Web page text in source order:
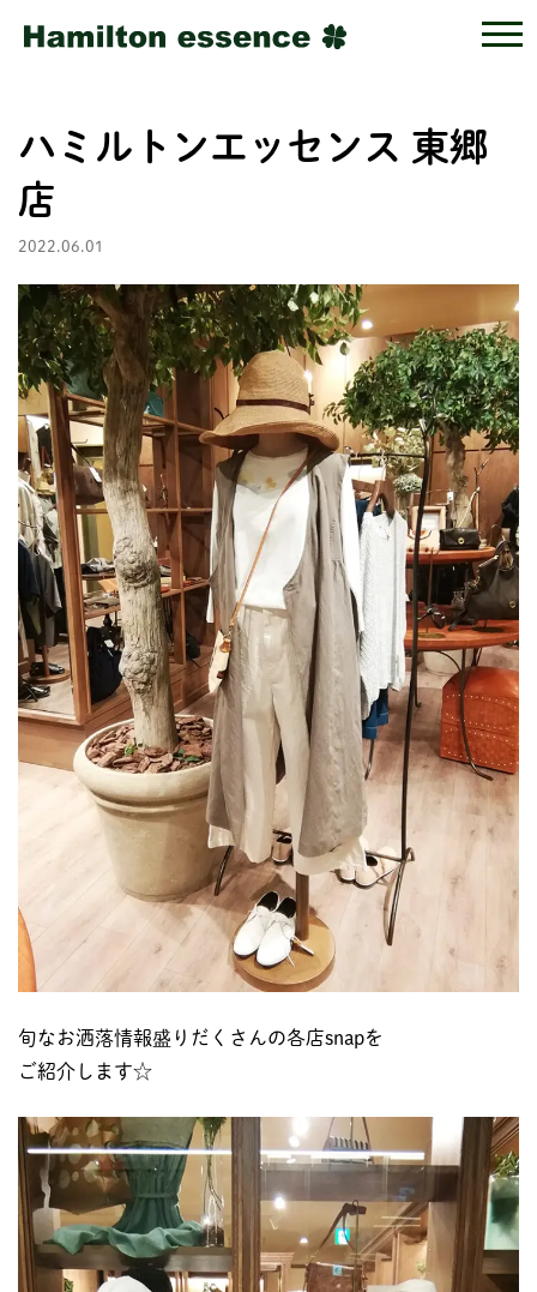
ハミルトンエッセンス 東郷
店
2022.06.01
旬なお洒落情報盛りだくさんの各店snapを
ご紹介します☆